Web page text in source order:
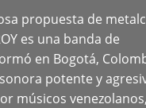
propuesta de
es una banda de
en Bogotá,
potente y
músicos